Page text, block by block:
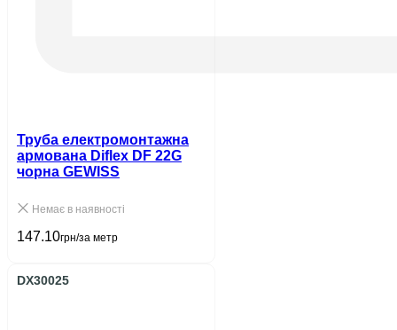
Труба електромонтажна
армована Diflex DF 22G
чорна GEWISS
Немає в наявності
147.10грн/за метр
DX30025